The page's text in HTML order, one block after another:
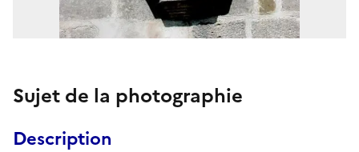
Sujet de la photographie
Description